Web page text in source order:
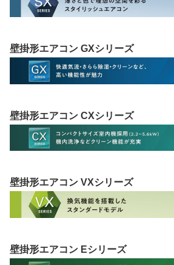
壁掛形エアコン GXシリーズ
壁掛形エアコン CXシリーズ
壁掛形エアコン VXシリーズ
壁掛形エアコン Eシリーズ